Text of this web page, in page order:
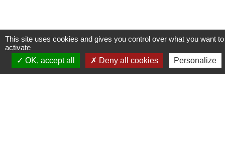
Nous contacter
Commune de Racquinghem
This site uses cookies and gives you control over what you want to
activate
OK, accept all
Deny all cookies Personalize